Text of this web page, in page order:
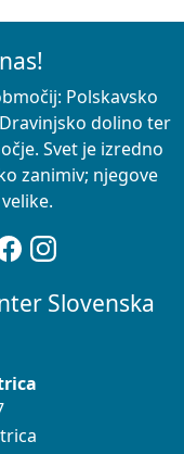
Slovenska
Polskavsko
dolino ter
Svet je izredno
zanimiv; njegove